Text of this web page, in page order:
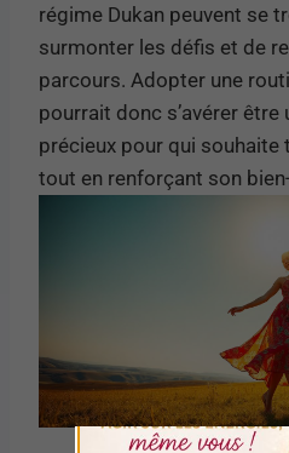
régime Dukan peuvent se
surmonter les défis et de
parcours. Adopter une
pourrait donc s’avérer
précieux pour qui
tout en renforçant son